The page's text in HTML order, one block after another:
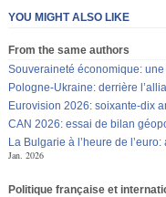
YOU MIGHT ALSO LIKE
From the same authors
Souveraineté économique:
Pologne-Ukraine: derrière
Eurovision 2026: soixante-dix
CAN 2026: essai de bilan
La Bulgarie à l’heure de
Jan. 2026
Politique française et